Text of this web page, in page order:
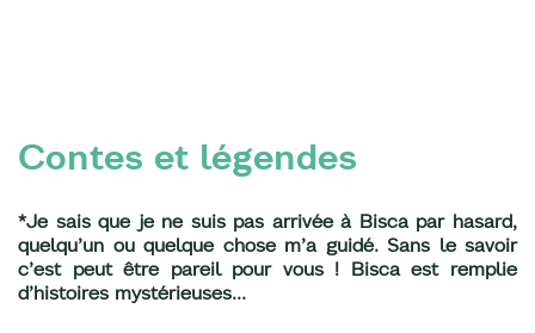
Contes et légendes
*Je sais que je ne suis pas arrivée à Bisca par hasard,
quelqu’un ou quelque chose m’a guidé. Sans le savoir
c’est peut être pareil pour vous ! Bisca est remplie
d’histoires mystérieuses…